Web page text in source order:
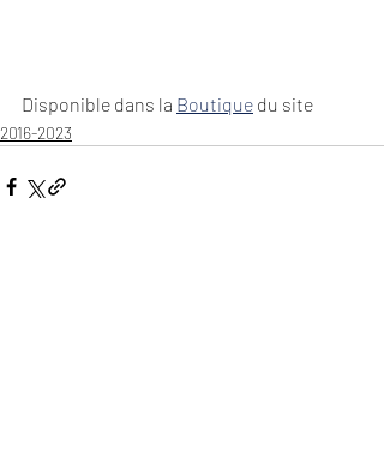
Disponible dans la Boutique du site
2016-2023